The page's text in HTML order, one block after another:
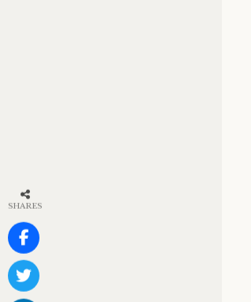
SHARES